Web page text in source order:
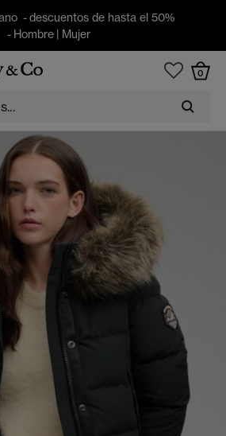
- descuentos de hasta el 50%
- Hombre| Mujer
0